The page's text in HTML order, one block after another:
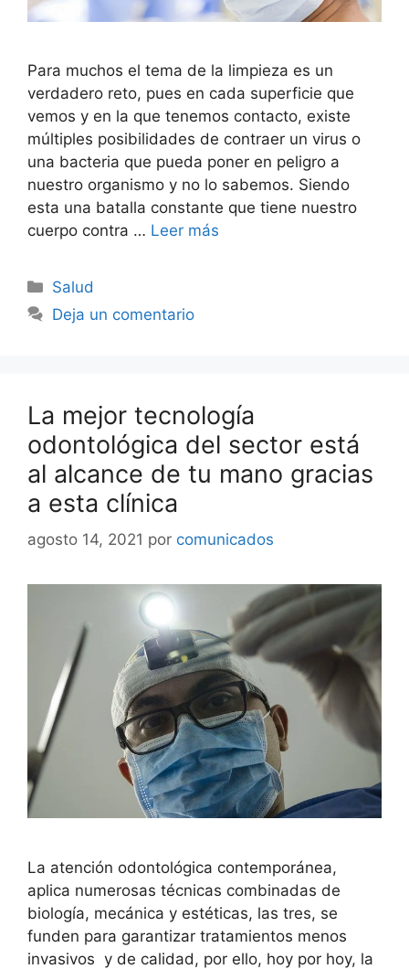
Para muchos el tema de la limpieza es un
verdadero reto, pues en cada superficie que
vemos y en la que tenemos contacto, existe
múltiples posibilidades de contraer un virus o
una bacteria que pueda poner en peligro a
nuestro organismo y no lo sabemos. Siendo
esta una batalla constante que tiene nuestro
cuerpo contra … Leer más
Categorías
Salud
Deja un comentario
La mejor tecnología
odontológica del sector está
al alcance de tu mano gracias
a esta clínica
agosto 14, 2021 por comunicados
La atención odontológica contemporánea,
aplica numerosas técnicas combinadas de
biología, mecánica y estéticas, las tres, se
funden para garantizar tratamientos menos
invasivos y de calidad, por ello, hoy por hoy, la